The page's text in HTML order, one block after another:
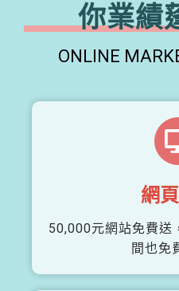
你業績
ONLINE
網
50,000元網站免費送
間也免